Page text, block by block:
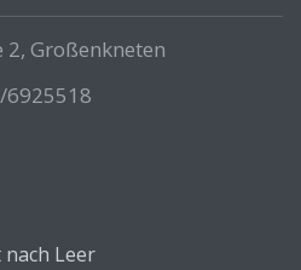
2, Großenkneten
6925518
Leer